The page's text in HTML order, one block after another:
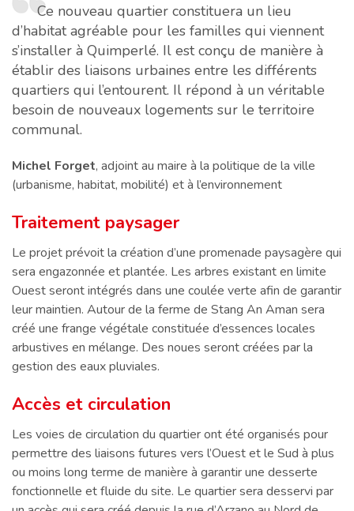
Ce nouveau quartier constituera un lieu
d’habitat agréable pour les familles qui viennent
s’installer à Quimperlé. Il est conçu de manière à
établir des liaisons urbaines entre les différents
quartiers qui l’entourent. Il répond à un véritable
besoin de nouveaux logements sur le territoire
communal.
Michel Forget, adjoint au maire à la politique de la ville
(urbanisme, habitat, mobilité) et à l’environnement
Traitement paysager
Le projet prévoit la création d’une promenade paysagère qui
sera engazonnée et plantée. Les arbres existant en limite
Ouest seront intégrés dans une coulée verte afin de garantir
leur maintien. Autour de la ferme de Stang An Aman sera
créé une frange végétale constituée d’essences locales
arbustives en mélange. Des noues seront créées par la
gestion des eaux pluviales.
Accès et circulation
Les voies de circulation du quartier ont été organisés pour
permettre des liaisons futures vers l’Ouest et le Sud à plus
ou moins long terme de manière à garantir une desserte
fonctionnelle et fluide du site. Le quartier sera desservi par